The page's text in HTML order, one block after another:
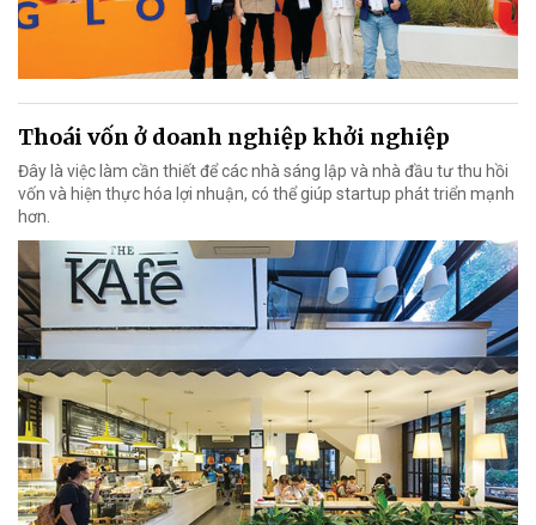
Thoái vốn ở doanh nghiệp khởi nghiệp
Đây là việc làm cần thiết để các nhà sáng lập và nhà đầu tư thu hồi
vốn và hiện thực hóa lợi nhuận, có thể giúp startup phát triển mạnh
hơn.